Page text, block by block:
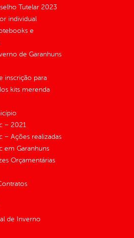
Tutelar 2023
individual
e
de Garanhuns
inscrição para
kits merenda
– 2021
– Ações realizadas
em Garanhuns
Orçamentárias
de Inverno